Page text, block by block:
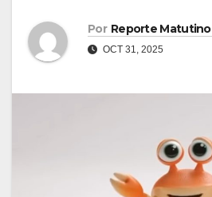
Por Reporte Matutino
OCT 31, 2025